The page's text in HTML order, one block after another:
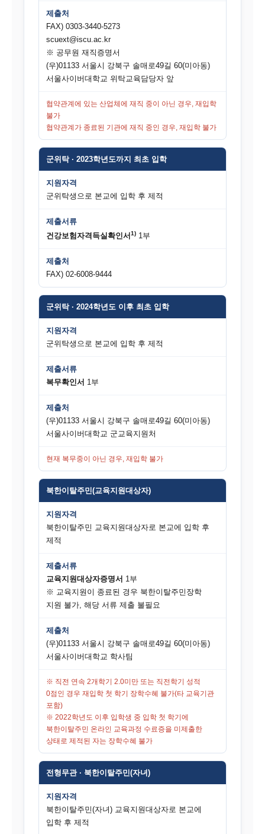
제출처
FAX) 0303-3440-5273
scuext@iscu.ac.kr
※ 공무원 재직증명서
(우)01133 서울시 강북구 솔매로49길 60(미아동)
서울사이버대학교 위탁교육담당자 앞
협약관계에 있는 산업체에 재직 중이 아닌 경우, 재입학
불가
협약관계가 종료된 기관에 재직 중인 경우, 재입학 불가
군위탁 · 2023학년도까지 최초 입학
지원자격
군위탁생으로 본교에 입학 후 제적
제출서류
건강보험자격득실확인서 1) 1부
제출처
FAX) 02-6008-9444
군위탁 · 2024학년도 이후 최초 입학
지원자격
군위탁생으로 본교에 입학 후 제적
제출서류
복무확인서 1부
제출처
(우)01133 서울시 강북구 솔매로49길 60(미아동)
서울사이버대학교 군교육지원처
현재 복무중이 아닌 경우, 재입학 불가
북한이탈주민(교육지원대상자)
지원자격
북한이탈주민 교육지원대상자로 본교에 입학 후
제적
제출서류
교육지원대상자증명서 1부
※ 교육지원이 종료된 경우 북한이탈주민장학
지원 불가, 해당 서류 제출 불필요
제출처
(우)01133 서울시 강북구 솔매로49길 60(미아동)
서울사이버대학교 학사팀
※ 직전 연속 2개학기 2.0미만 또는 직전학기 성적
0점인 경우 재입학 첫 학기 장학수혜 불가(타 교육기관
포함)
※ 2022학년도 이후 입학생 중 입학 첫 학기에
북한이탈주민 온라인 교육과정 수료증을 미제출한
상태로 제적된 자는 장학수혜 불가
전형무관 · 북한이탈주민(자녀)
지원자격
북한이탈주민(자녀) 교육지원대상자로 본교에
입학 후 제적